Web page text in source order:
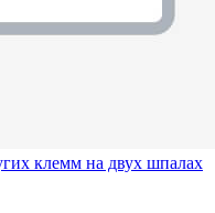
клемм на двух шпалах